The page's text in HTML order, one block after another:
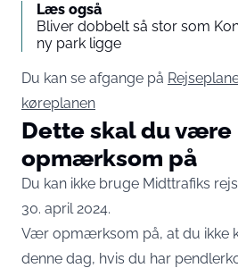
Læs også
Bliver dobbelt så stor som
ny park ligge
Du kan se afgange på
køreplanen
Dette skal du være
opmærksom på
Du kan ikke bruge Midttrafiks
30. april 2024.
Vær opmærksom på, at du ikke
denne dag, hvis du har